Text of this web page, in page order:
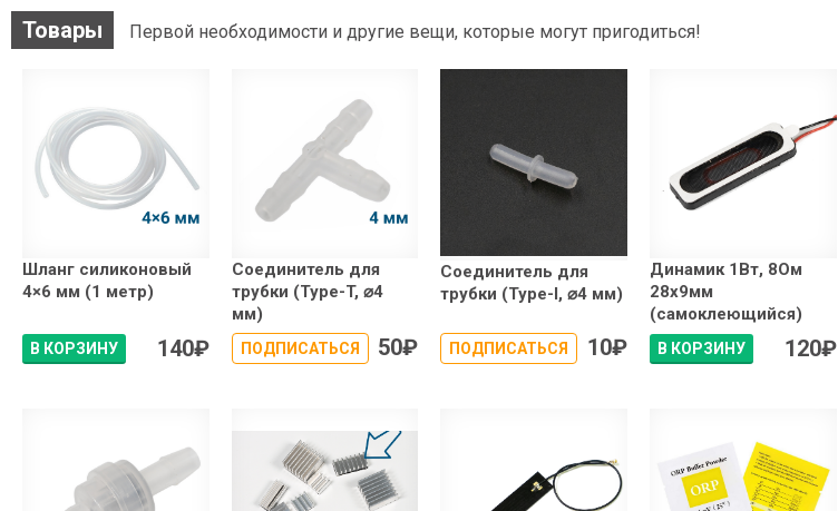
Товары Первой необходимости и другие вещи, которые могут пригодиться!
Шланг cиликоновый
4×6 мм (1 метр)
В КОРЗИНУ 140₽
Соединитель для
трубки (Type-T, ⌀4
мм)
ПОДПИСАТЬСЯ 50₽
Соединитель для
трубки (Type-I, ⌀4 мм)
ПОДПИСАТЬСЯ 10₽
Динамик 1Вт, 8Ом
28x9мм
(самоклеющийся)
В КОРЗИНУ 120₽